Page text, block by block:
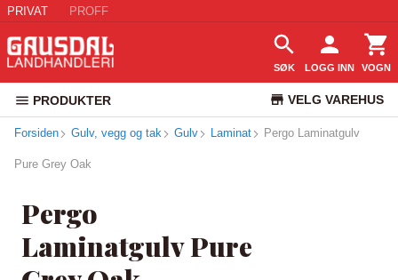
PRIVAT PROFF
SØK LOGG INN VOGN
PRODUKTER VELG VAREHUS
KUNDESERVICE
Forsiden Gulv, vegg og tak Gulv Laminat Pergo Laminatgulv
Pure Grey Oak
Pergo
Laminatgulv Pure